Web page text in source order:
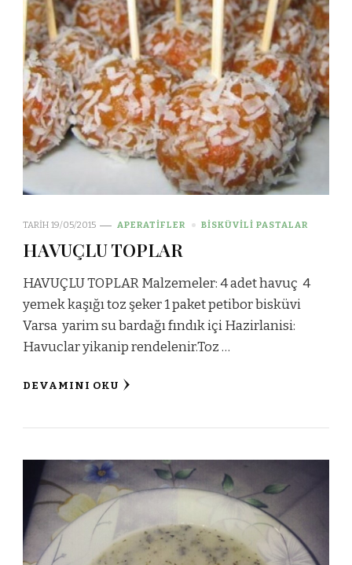
TARIH 19/05/2015 APERATİFLER BİSKÜVİLİ PASTALAR
HAVUÇLU TOPLAR
HAVUÇLU TOPLAR Malzemeler: 4 adet havuç 4
yemek kaşığı toz şeker 1 paket petibor bisküvi
Varsa yarim su bardağı fındık içi Hazirlanisi:
Havuclar yikanip rendelenir.Toz …
DEVAMINI OKU